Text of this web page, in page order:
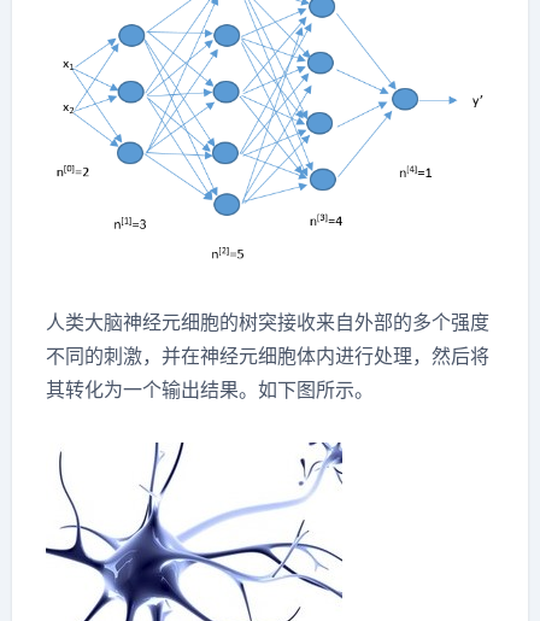
人类大脑神经元细胞的树突接收来自外部的多个强度
不同的刺激，并在神经元细胞体内进行处理，然后将
其转化为一个输出结果。如下图所示。